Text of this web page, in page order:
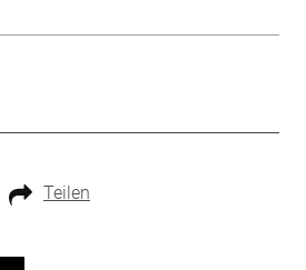
Teilen